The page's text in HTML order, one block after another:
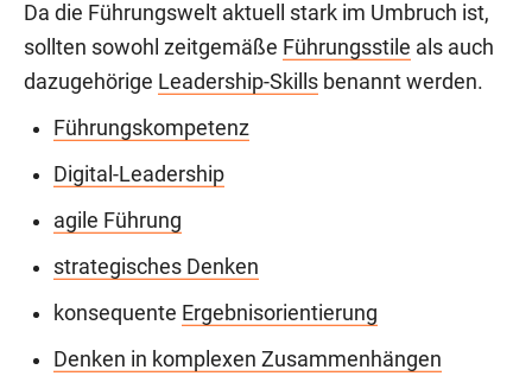
Da die Führungswelt aktuell stark im Umbruch ist,
sollten sowohl zeitgemäße Führungsstile als auch
dazugehörige Leadership-Skills benannt werden.
Führungskompetenz
Digital-Leadership
agile Führung
strategisches Denken
konsequente Ergebnisorientierung
Denken in komplexen Zusammenhängen